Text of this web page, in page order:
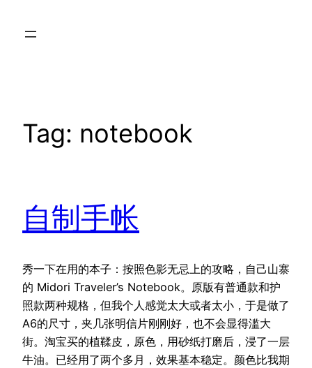
Tag: notebook
自制手帐
秀一下在用的本子：按照色影无忌上的攻略，自己山寨
的 Midori Traveler’s Notebook。原版有普通款和护
照款两种规格，但我个人感觉太大或者太小，于是做了
A6的尺寸，夹几张明信片刚刚好，也不会显得滥大
街。淘宝买的植鞣皮，原色，用砂纸打磨后，浸了一层
牛油。已经用了两个多月，效果基本稳定。颜色比我期